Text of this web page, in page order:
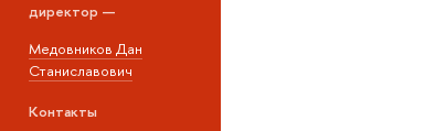
директор —
Медовников Дан
Станиславович
Контакты